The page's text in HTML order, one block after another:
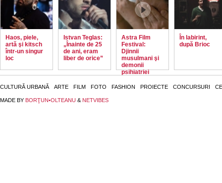
Haos, piele,
artă şi kitsch
într-un singur
loc
Istvan Teglas:
„Înainte de 25
de ani, eram
liber de orice”
Astra Film
Festival:
Djinnii
musulmani şi
demonii
psihiatriei
În labirint,
după Brioc
CULTURĂ URBANĂ ARTE FILM FOTO FASHION PROIECTE CONCURSURI
MADE BY BORŢUN•OLTEANU & NETVIBES